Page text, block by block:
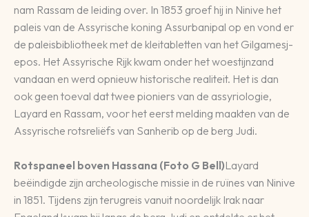
nam Rassam de leiding over. In 1853 groef hij in Ninive het
paleis van de Assyrische koning Assurbanipal op en vond er
de paleisbibliotheek met de kleitabletten van het Gilgamesj-
epos. Het Assyrische Rijk kwam onder het woestijnzand
vandaan en werd opnieuw historische realiteit. Het is dan
ook geen toeval dat twee pioniers van de assyriologie,
Layard en Rassam, voor het eerst melding maakten van de
Assyrische rotsreliëfs van Sanherib op de berg Judi.
Rotspaneel boven Hassana (Foto G Bell)Layard
beëindigde zijn archeologische missie in de ruïnes van Ninive
in 1851. Tijdens zijn terugreis vanuit noordelijk Irak naar